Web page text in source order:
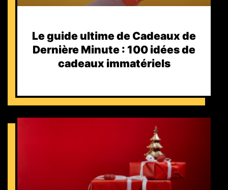
Le guide ultime de Cadeaux de
Dernière Minute : 100 idées de
cadeaux immatériels